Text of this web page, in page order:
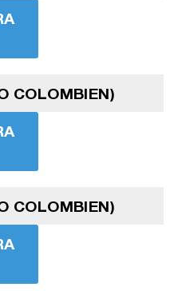
COLOMBIEN)
COLOMBIEN)